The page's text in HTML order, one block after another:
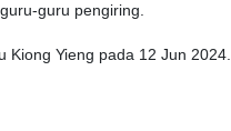
guru pengiring.
Kiong Yieng pada 12 Jun 2024.